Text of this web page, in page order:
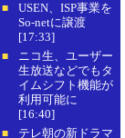
■
USEN、ISP事業を
So-netに譲渡
[17:33]
■
ニコ生、ユーザー
生放送などでもタ
イムシフト機能が
利用可能に
[16:40]
■
テレ朝の新ドラマ